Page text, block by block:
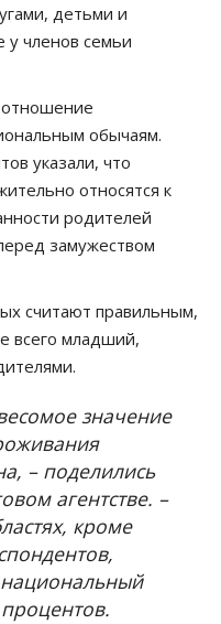
детьми и
у членов семьи
отношение
обычаям.
указали, что
относятся к
родителей
замужеством
считают правильным,
всего младший,
значение
– поделились
агентстве. –
кроме